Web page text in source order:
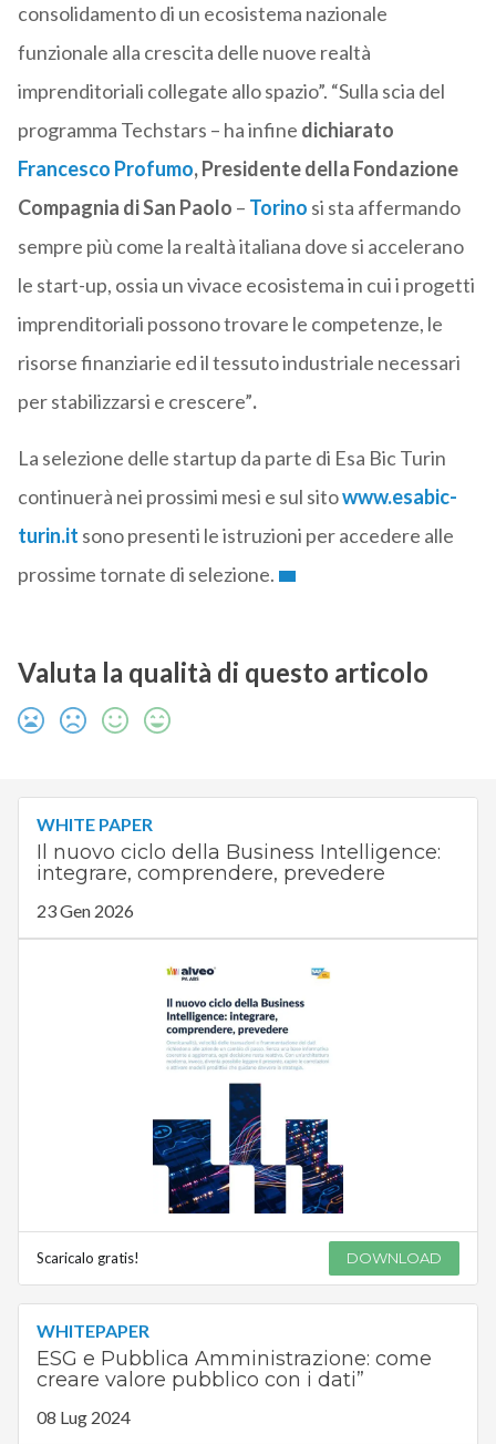
consolidamento di un ecosistema nazionale
funzionale alla crescita delle nuove realtà
imprenditoriali collegate allo spazio”. “Sulla scia del
programma Techstars – ha infine dichiarato
Francesco Profumo, Presidente della Fondazione
Compagnia di San Paolo – Torino si sta affermando
sempre più come la realtà italiana dove si accelerano
le start-up, ossia un vivace ecosistema in cui i progetti
imprenditoriali possono trovare le competenze, le
risorse finanziarie ed il tessuto industriale necessari
per stabilizzarsi e crescere”.
La selezione delle startup da parte di Esa Bic Turin
continuerà nei prossimi mesi e sul sitowww.esabic-
turin.it sono presenti le istruzioni per accedere alle
prossime tornate di selezione.
Valuta la qualità di questo articolo
WHITE PAPER
Il nuovo ciclo della Business Intelligence:
integrare, comprendere, prevedere
23 Gen 2026
Scaricalo gratis! DOWNLOAD
WHITEPAPER
ESG e Pubblica Amministrazione: come
creare valore pubblico con i dati”
08 Lug 2024